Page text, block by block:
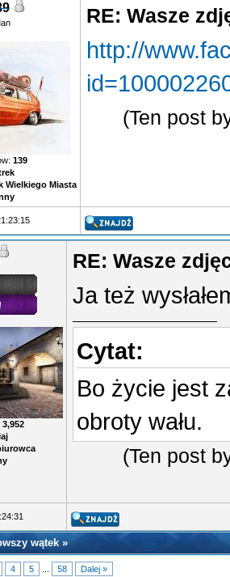
139
Wielkiego Miasta
RE: Wasze
http://
(Ten post
3,952
RE: Wasze
Ja też
Cytat:
Bo życie jest
obroty wału.
(Ten post
wątek»
4 5 58 Dalej »